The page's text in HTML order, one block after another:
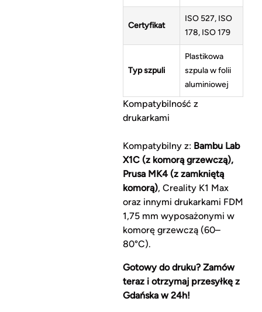
Certyfikat
ISO 527, ISO
178, ISO 179
Typ szpuli
Plastikowa
szpula w folii
aluminiowej
Kompatybilność z
drukarkami
Kompatybilny z: Bambu Lab
X1C (z komorą grzewczą),
Prusa MK4 (z zamkniętą
komorą), Creality K1 Max
oraz innymi drukarkami FDM
1,75 mm wyposażonymi w
komorę grzewczą (60–
80°C).
Gotowy do druku? Zamów
teraz i otrzymaj przesyłkę z
Gdańska w 24h!